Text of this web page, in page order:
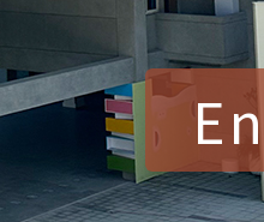
賀！本